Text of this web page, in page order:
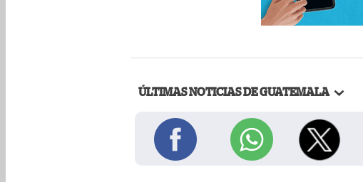
ÚLTIMAS NOTICIAS DE GUATEMALA